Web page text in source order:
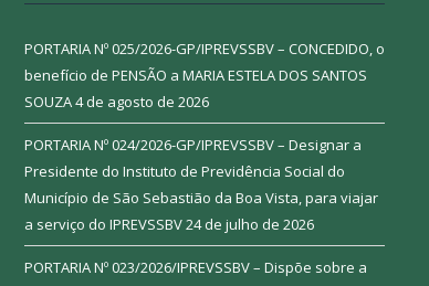
PORTARIA Nº 025/2026-GP/IPREVSSBV – CONCEDIDO, o
benefício de PENSÃO a MARIA ESTELA DOS SANTOS
SOUZA4 de agosto de 2026
PORTARIA Nº 024/2026-GP/IPREVSSBV – Designar a
Presidente do Instituto de Previdência Social do
Município de São Sebastião da Boa Vista, para viajar
a serviço do IPREVSSBV24 de julho de 2026
PORTARIA Nº 023/2026/IPREVSSBV – Dispõe sobre a